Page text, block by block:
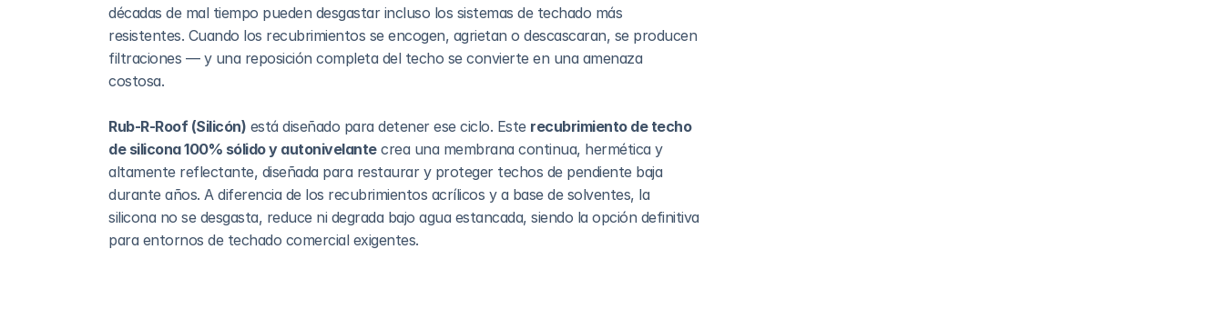
décadas de mal tiempo pueden desgastar incluso los sistemas de techado más
resistentes. Cuando los recubrimientos se encogen, agrietan o descascaran, se producen
filtraciones — y una reposición completa del techo se convierte en una amenaza
costosa.
Rub-R-Roof (Silicón) está diseñado para detener ese ciclo. Este recubrimiento de techo
de silicona 100% sólido y autonivelante crea una membrana continua, hermética y
altamente reflectante, diseñada para restaurar y proteger techos de pendiente baja
durante años. A diferencia de los recubrimientos acrílicos y a base de solventes, la
silicona no se desgasta, reduce ni degrada bajo agua estancada, siendo la opción definitiva
para entornos de techado comercial exigentes.